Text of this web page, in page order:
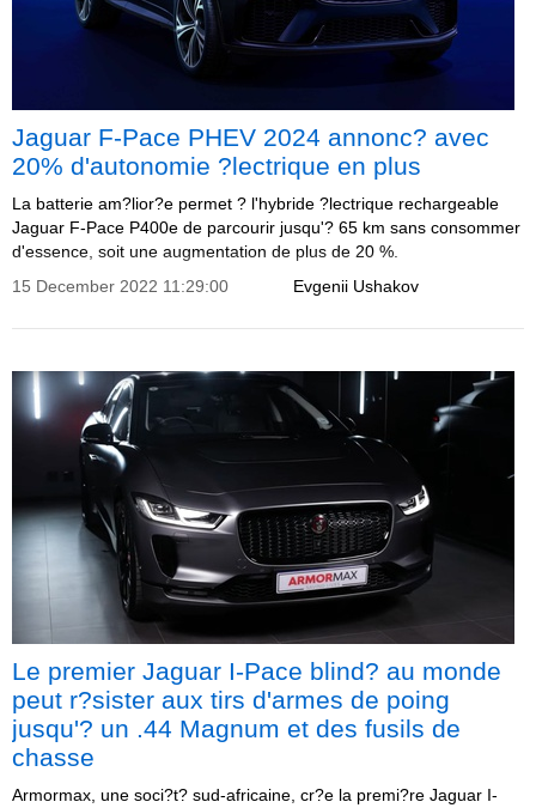
Jaguar F-Pace PHEV 2024 annonc? avec
20% d'autonomie ?lectrique en plus
La batterie am?lior?e permet ? l'hybride ?lectrique rechargeable
Jaguar F-Pace P400e de parcourir jusqu'? 65 km sans consommer
d'essence, soit une augmentation de plus de 20 %.
Evgenii Ushakov
15 December 2022 11:29:00
Le premier Jaguar I-Pace blind? au monde
peut r?sister aux tirs d'armes de poing
jusqu'? un .44 Magnum et des fusils de
chasse
Armormax, une soci?t? sud-africaine, cr?e la premi?re Jaguar I-